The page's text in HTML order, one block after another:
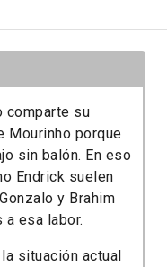
comparte su
Mourinho porque
sin balón. En eso
Endrick suelen
y Brahim
esa labor.
situación actual